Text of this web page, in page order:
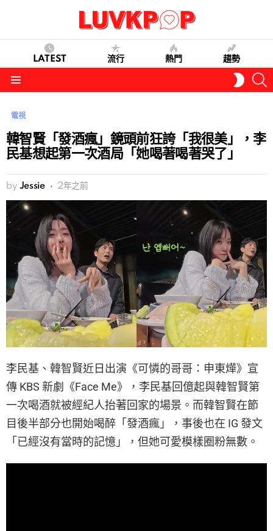
LATEST 流行 熱門 趨勢
SKIN
電視
韓智賢「發酒瘋」鏡頭前狂誇「我很美」，李
民基想起第一次酒局「她喝著喝著哭了」
by Jessie 2年之前
李民基、韓智賢近日出演《可憐的哥哥：申東燁》宣
傳 KBS 新劇《Face Me》，李民基回億起與韓智賢第
一次喝酒就被經紀人抬著回家的場景。而韓智賢在節
目後半部分也開始喝醉「發酒瘋」，事後也在 IG 發文
「已經沒有當時的記憶」，但她可愛模樣圈粉無數。